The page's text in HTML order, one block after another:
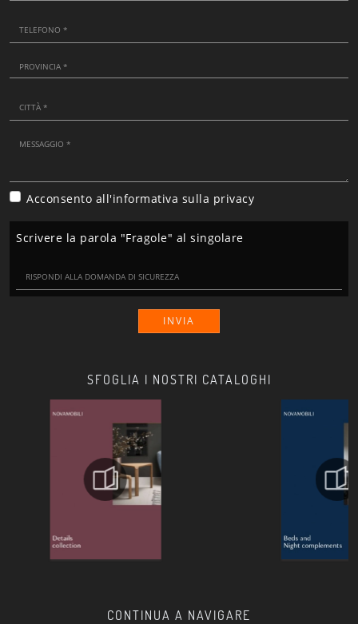
SFOGLIA I NOSTRI CATALOGHI
CONTINUA A NAVIGARE
Acconsento all'informativa sulla privacy
Scrivere la parola "Fragole" al singolare
INVIA